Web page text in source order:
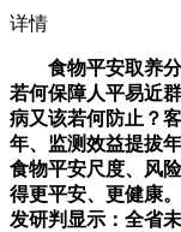
详情
食物平安取养分
若何保障人平易近
病又该若何防止？
年、监测效益提拔
食物平安尺度、风
得更平安、更健康
发研判显示：全省